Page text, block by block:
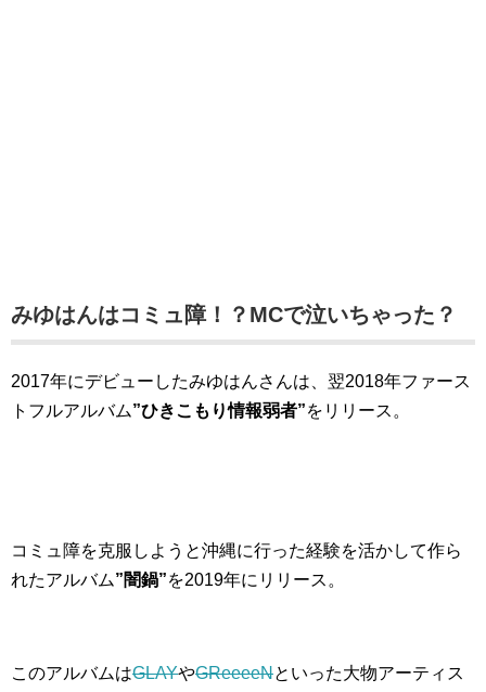
みゆはんはコミュ障！？MCで泣いちゃった？
2017年にデビューしたみゆはんさんは、翌2018年ファース
トフルアルバム”ひきこもり情報弱者”をリリース。
コミュ障を克服しようと沖縄に行った経験を活かして作ら
れたアルバム”闇鍋”を2019年にリリース。
このアルバムはGLAYやGReeeeNといった大物アーティス